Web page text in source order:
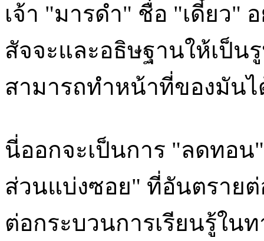
เจ้า "มารดำ" ชื่อ "เดี๋ยว"
สัจจะและอธิษฐานให้เป็น
สามารถทำหน้าที่ของมันไ
นี่ออกจะเป็นการ "ลดทอ
ส่วนแบ่งซอย" ที่อันตราย
ต่อกระบวนการเรียนรู้ใน